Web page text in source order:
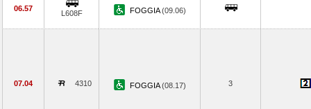
06.57
L608F FOGGIA(09.06)
07.04 4310 FOGGIA(08.17) 3